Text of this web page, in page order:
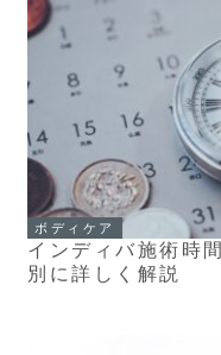
ボディケア
インディバ施術時
別に詳しく解説